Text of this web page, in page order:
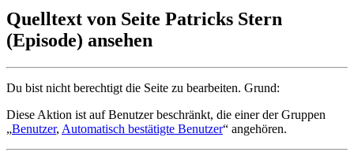
Quelltext von Seite Patricks Stern
(Episode) ansehen
Du bist nicht berechtigt die Seite zu bearbeiten. Grund:
Diese Aktion ist auf Benutzer beschränkt, die einer der Gruppen
„Benutzer, Automatisch bestätigte Benutzer“ angehören.